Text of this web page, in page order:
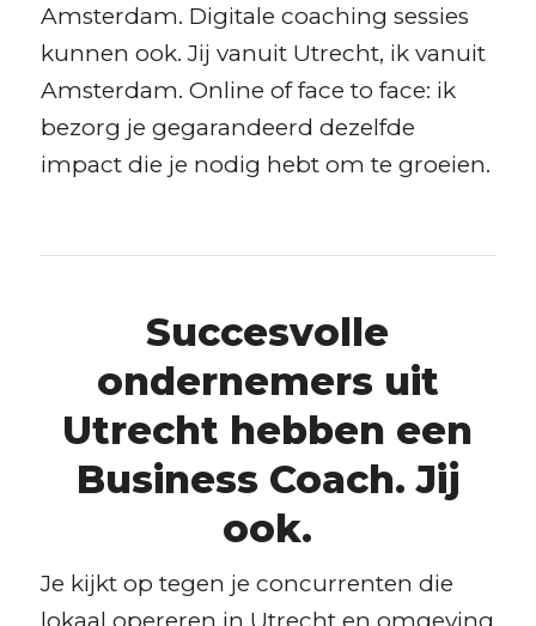
Amsterdam. Digitale coaching sessies
kunnen ook. Jij vanuit Utrecht, ik vanuit
Amsterdam. Online of face to face: ik
bezorg je gegarandeerd dezelfde
impact die je nodig hebt om te groeien.
Succesvolle
ondernemers uit
Utrecht hebben een
Business Coach. Jij
ook.
Je kijkt op tegen je concurrenten die
lokaal opereren in Utrecht en omgeving